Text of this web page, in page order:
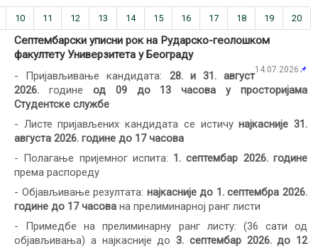
10 11 12 13 14 15 16 17 18 19 20
Септембарски уписни рок на Рударско-геолошком
факултету Универзитета у Београду
14.07.2026 📌
- Пријављивање кандидата: 28. и 31. август
2026. године од 09 до 13 часова у просторијама
Студентске службе
- Листе пријављених кандидата се истичунајкасније 31.
августа 2026. годинe до 17 часова
- Полагање пријемног испита: 1. септембар 2026. године
према распореду
- Објављивање резултата: најкасније до 1. септембра 2026.
године до 17 часова на прелиминарној ранг листи
- Примедбе на прелиминарну ранг листу: (36 сати од
објављивања) а најкасније до 3. септембар 2026. до 12